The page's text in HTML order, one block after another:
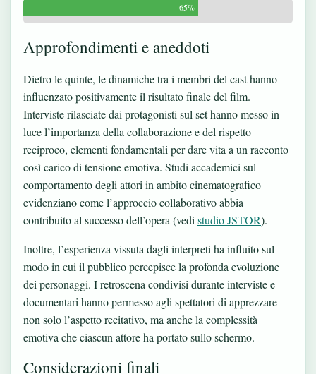
65%
Approfondimenti e aneddoti
Dietro le quinte, le dinamiche tra i membri del cast hanno
influenzato positivamente il risultato finale del film.
Interviste rilasciate dai protagonisti sul set hanno messo in
luce l’importanza della collaborazione e del rispetto
reciproco, elementi fondamentali per dare vita a un racconto
così carico di tensione emotiva. Studi accademici sul
comportamento degli attori in ambito cinematografico
evidenziano come l’approccio collaborativo abbia
contribuito al successo dell’opera (vedi studio JSTOR).
Inoltre, l’esperienza vissuta dagli interpreti ha influito sul
modo in cui il pubblico percepisce la profonda evoluzione
dei personaggi. I retroscena condivisi durante interviste e
documentari hanno permesso agli spettatori di apprezzare
non solo l’aspetto recitativo, ma anche la complessità
emotiva che ciascun attore ha portato sullo schermo.
Considerazioni finali